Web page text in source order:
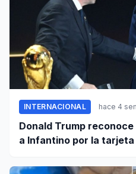
INTERNACIONAL hace 4
Donald Trump
a Infantino por la tarjeta